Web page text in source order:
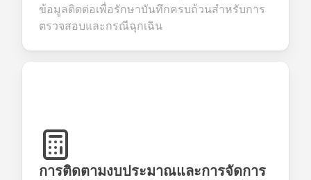
ข้อมูลติดต่อเพื่อรักษาบันทึกครบถ้วนสำหรับการ
ตรวจสอบและกรณีฉุกเฉิน
การติดตามงบประมาณและการจัดการ